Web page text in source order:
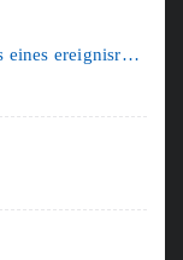
Schulfest am HSG: Gelungener Abschluss eines ereignisreichen Schuljahres